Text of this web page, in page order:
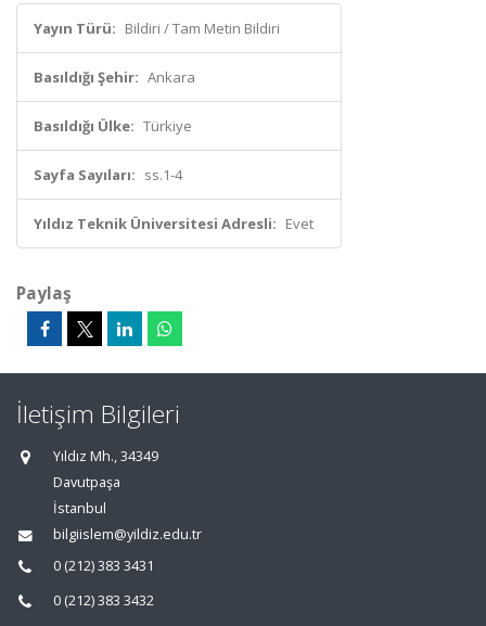
Yayın Türü: Bildiri / Tam Metin Bildiri
Basıldığı Şehir: Ankara
Basıldığı Ülke: Türkiye
Sayfa Sayıları: ss.1-4
Yıldız Teknik Üniversitesi Adresli: Evet
Paylaş
İletişim Bilgileri
Yıldız Mh., 34349
Davutpaşa
İstanbul
bilgiislem@yildiz.edu.tr
0 (212) 383 3431
0 (212) 383 3432